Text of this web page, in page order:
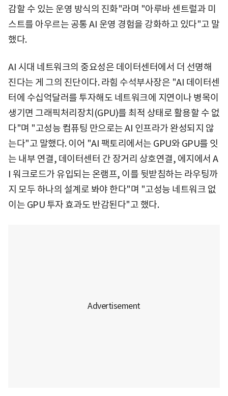
감할 수 있는 운영 방식의 진화"라며 "아루바 센트럴과 미
스트를 아우르는 공통 AI 운영 경험을 강화하고 있다"고 말
했다.
AI 시대 네트워크의 중요성은 데이터센터에서 더 선명해
진다는 게 그의 진단이다. 라힘 수석부사장은 "AI 데이터센
터에 수십억달러를 투자해도 네트워크에 지연이나 병목이
생기면 그래픽처리장치(GPU)를 최적 상태로 활용할 수 없
다"며 "고성능 컴퓨팅 만으로는 AI 인프라가 완성되지 않
는다"고 말했다. 이어 "AI 팩토리에서는 GPU와 GPU를 잇
는 내부 연결, 데이터센터 간 장거리 상호연결, 에지에서 A
I 워크로드가 유입되는 온램프, 이를 뒷받침하는 라우팅까
지 모두 하나의 설계로 봐야 한다"며 "고성능 네트워크 없
이는 GPU 투자 효과도 반감된다"고 했다.